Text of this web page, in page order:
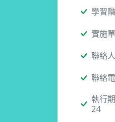
學習
實施
聯絡
聯絡
執行
24